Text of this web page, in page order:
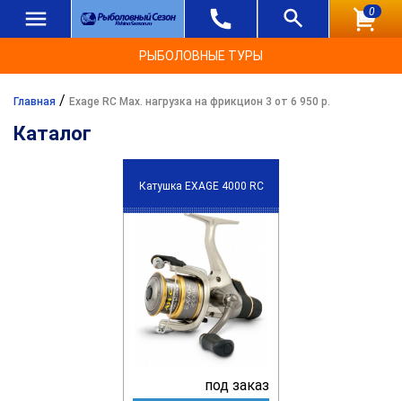
0
РЫБОЛОВНЫЕ ТУРЫ
Главная / Exage RC Max. нагрузка на фрикцион 3 от 6 950 р.
Каталог
Катушка EXAGE 4000 RC
под заказ